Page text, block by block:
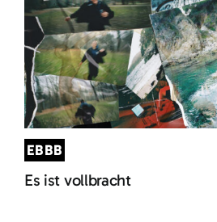
EBBB
Es ist vollbracht